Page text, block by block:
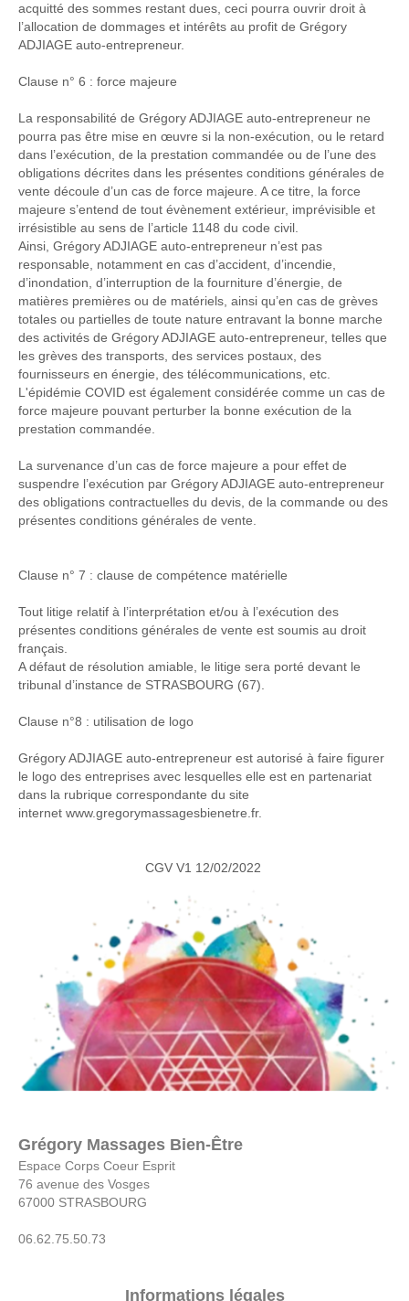
acquitté des sommes restant dues, ceci pourra ouvrir droit à
l’allocation de dommages et intérêts au profit de Grégory
ADJIAGE auto-entrepreneur.
Clause n° 6 : force majeure
La responsabilité de Grégory ADJIAGE auto-entrepreneur ne
pourra pas être mise en œuvre si la non-exécution, ou le retard
dans l’exécution, de la prestation commandée ou de l’une des
obligations décrites dans les présentes conditions générales de
vente découle d’un cas de force majeure. A ce titre, la force
majeure s’entend de tout évènement extérieur, imprévisible et
irrésistible au sens de l’article 1148 du code civil.
Ainsi, Grégory ADJIAGE auto-entrepreneur n’est pas
responsable, notamment en cas d’accident, d’incendie,
d’inondation, d’interruption de la fourniture d’énergie, de
matières premières ou de matériels, ainsi qu’en cas de grèves
totales ou partielles de toute nature entravant la bonne marche
des activités de Grégory ADJIAGE auto-entrepreneur, telles que
les grèves des transports, des services postaux, des
fournisseurs en énergie, des télécommunications, etc.
L'épidémie COVID est également considérée comme un cas de
force majeure pouvant perturber la bonne exécution de la
prestation commandée.
La survenance d’un cas de force majeure a pour effet de
suspendre l’exécution par Grégory ADJIAGE auto-entrepreneur
des obligations contractuelles du devis, de la commande ou des
présentes conditions générales de vente.
Clause n° 7 : clause de compétence matérielle
Tout litige relatif à l’interprétation et/ou à l’exécution des
présentes conditions générales de vente est soumis au droit
français.
A défaut de résolution amiable, le litige sera porté devant le
tribunal d’instance de STRASBOURG (67).
Clause n°8 : utilisation de logo
Grégory ADJIAGE auto-entrepreneur est autorisé à faire figurer
le logo des entreprises avec lesquelles elle est en partenariat
dans la rubrique correspondante du site
internet www.gregorymassagesbienetre.fr.
CGV V1 12/02/2022
Grégory Massages Bien-Être
Espace Corps Coeur Esprit
76 avenue des Vosges
67000 STRASBOURG
06.62.75.50.73
Informations légales